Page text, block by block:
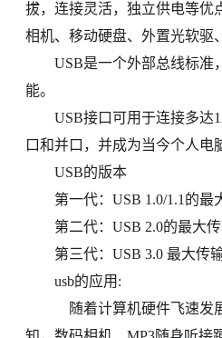
拔，连接灵活，独立供电等优
相机、移动硬盘、外置光软驱
USB是一个外部总线标准，
能。
USB接口可用于连接多达
口和并口，并成为当今个人
USB的版本
第一代：USB 1.0/1.1的最
第二代：USB 2.0的最大传
第三代：USB 3.0 最大传输
usb的应用:
随着计算机硬件飞速发展